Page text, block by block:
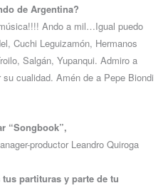
de Argentina?
Ando a mil…Igual puedo
Cuchi Leguizamón, Hermanos
Salgán, Yupanqui. Admiro a
cualidad. Amén de a Pepe Biondi
“Songbook”,
productor Leandro Quiroga
partituras y parte de tu